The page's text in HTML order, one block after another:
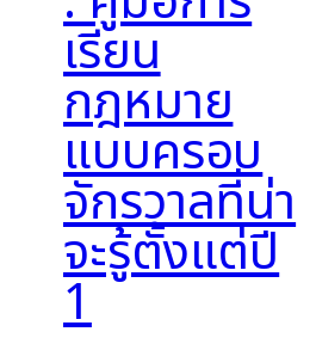
เรียน
กฎหมาย
แบบครอบ
จักรวาลที่น่า
จะรู้ตั้งแต่ปี
1